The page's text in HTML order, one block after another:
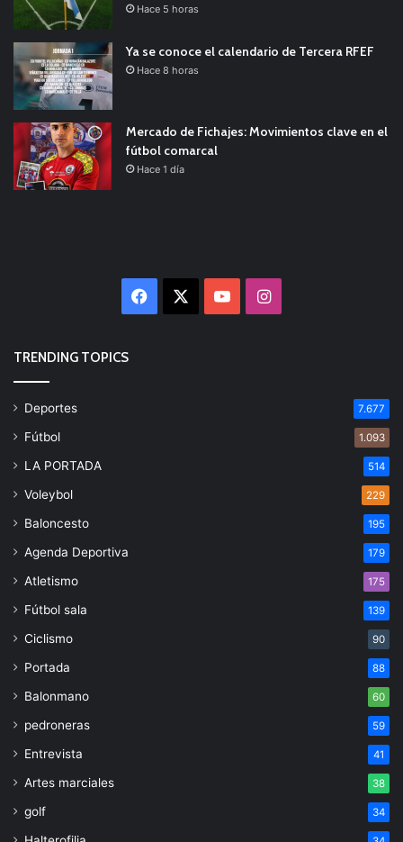
Hace 5 horas
Ya se conoce el calendario de Tercera RFEF
Hace 8 horas
Mercado de Fichajes: Movimientos clave en el
fútbol comarcal
Hace 1 día
Facebook YouTubeInstagram
TRENDING TOPICS
Deportes 7.677
Fútbol 1.093
LA PORTADA 514
Voleybol 229
Baloncesto 195
Agenda Deportiva 179
Atletismo 175
Fútbol sala 139
Ciclismo 90
Portada 88
Balonmano 60
pedroneras 59
Entrevista 41
Artes marciales 38
golf 34